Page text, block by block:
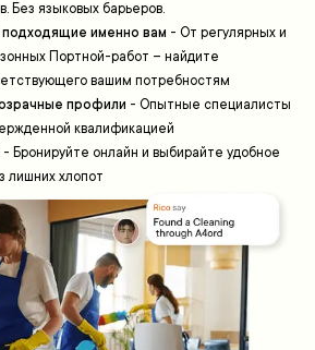
Без языковых барьеров.
подходящие именно вам - От регулярных и
Портной-работ – найдите
вашим потребностям
профили - Опытные специалисты
квалификацией
- Бронируйте онлайн и выбирайте удобное
лишних хлопот